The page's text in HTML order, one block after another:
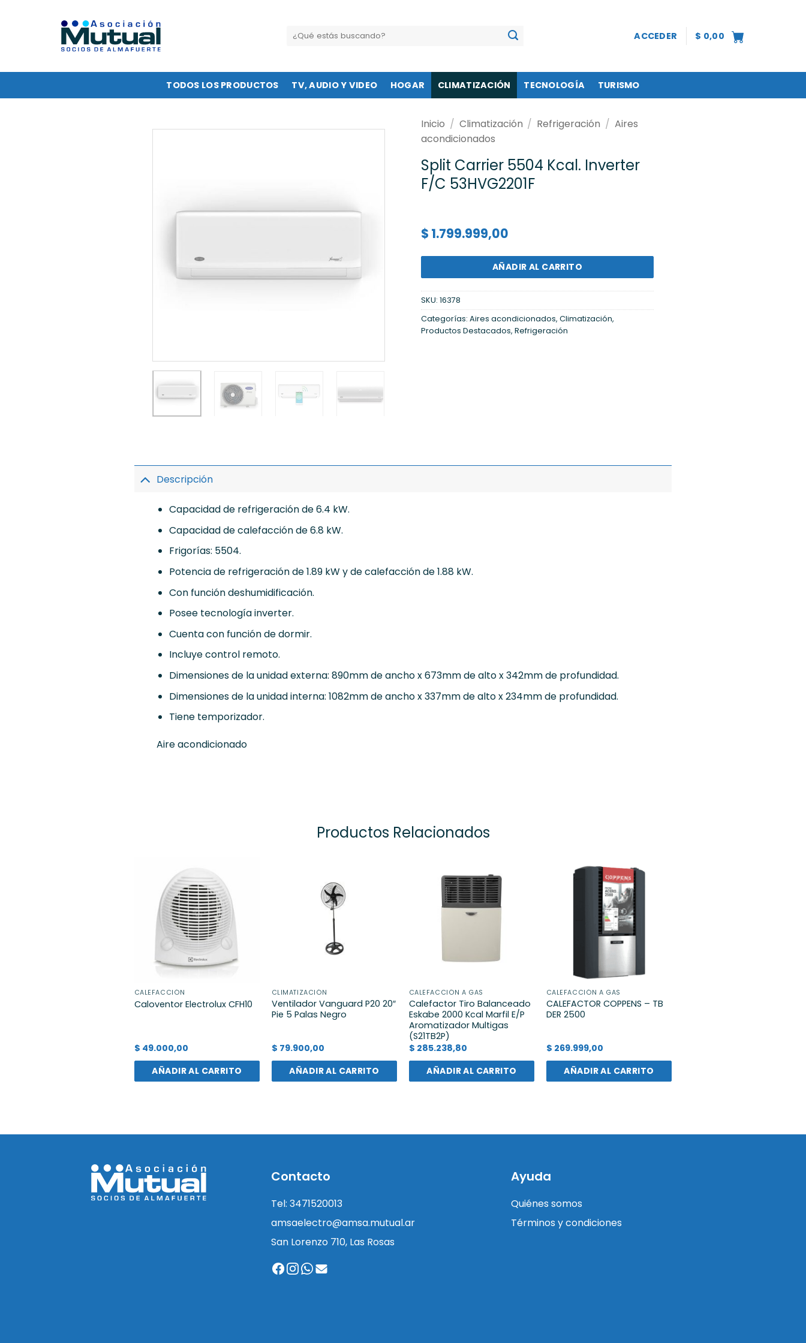
Buscar
por:
ACCEDER $ 0,00
TODOS LOS PRODUCTOS TV, AUDIO Y VIDEO HOGAR CLIMATIZACIÓN TECNOLOGÍA TURISMO
Inicio / Climatización / Refrigeración / Aires
acondicionados
Split Carrier 5504 Kcal. Inverter
F/C 53HVG2201F
$ 1.799.999,00
AÑADIR AL CARRITO
SKU: 16378
Categorías: Aires acondicionados, Climatización,
Productos Destacados, Refrigeración
Descripción
Capacidad de refrigeración de 6.4 kW.
Capacidad de calefacción de 6.8 kW.
Frigorías: 5504.
Potencia de refrigeración de 1.89 kW y de calefacción de 1.88 kW.
Con función deshumidificación.
Posee tecnología inverter.
Cuenta con función de dormir.
Incluye control remoto.
Dimensiones de la unidad externa: 890mm de ancho x 673mm de alto x 342mm de profundidad.
Dimensiones de la unidad interna: 1082mm de ancho x 337mm de alto x 234mm de profundidad.
Tiene temporizador.
Aire acondicionado
Productos Relacionados
CALEFACCIÓN
Caloventor Electrolux CFH10
$ 49.000,00
AÑADIR AL CARRITO
CLIMATIZACIÓN
Ventilador Vanguard P20 20″
Pie 5 Palas Negro
$ 79.900,00
AÑADIR AL CARRITO
CALEFACCIÓN A GAS
Calefactor Tiro Balanceado
Eskabe 2000 Kcal Marfil E/P
Aromatizador Multigas
(S21TB2P)
$ 285.238,80
AÑADIR AL CARRITO
CALEFACCIÓN A GAS
CALEFACTOR COPPENS – TB
DER 2500
$ 269.999,00
AÑADIR AL CARRITO
Contacto
Tel: 3471520013
amsaelectro@amsa.mutual.ar
San Lorenzo 710, Las Rosas
Ayuda
Quiénes somos
Términos y condiciones